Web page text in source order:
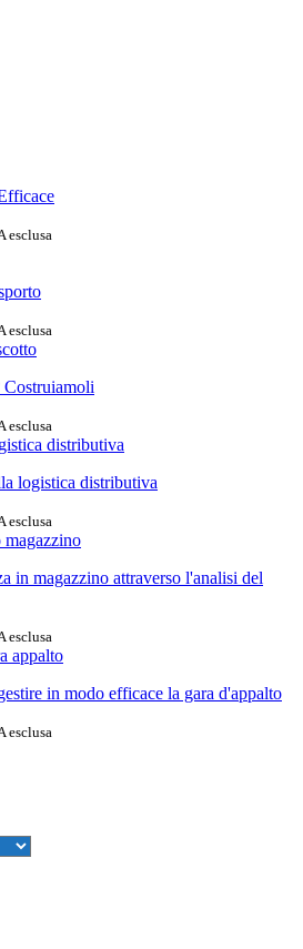
esclusa
esclusa
esclusa
logistica distributiva
esclusa
in magazzino attraverso l'analisi del
esclusa
in modo efficace la gara d'appalto
esclusa